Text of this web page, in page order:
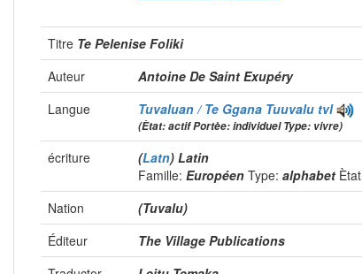
Titre Te Pelenise Foliki
Auteur
Antoine De Saint Exupéry
Langue
Tuvaluan / Te Ggana Tuuvalu tvl
(Ètat: actif Portèe: individuel Type: vivre)
écriture (Latn) Latin
Famille: Européen Type: alphabet
Nation
(Tuvalu)
Éditeur
The Village Publications